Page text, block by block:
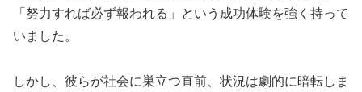
「努力すれば必ず報われる」という成功体験を強く持って
いました。
しかし、彼らが社会に巣立つ直前、状況は劇的に暗転しま